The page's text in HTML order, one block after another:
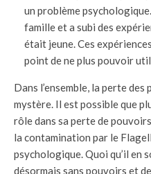
un problème
famille et a subi des
était jeune. Ces
point de ne plus pouvoir
Dans l’ensemble, la perte des
mystère. Il est possible que
rôle dans sa perte de
la contamination par le
psychologique. Quoi qu’il en
désormais sans pouvoirs et